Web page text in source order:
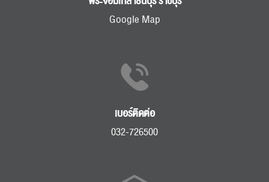
Google Map
เบอร์ติดต่อ
032-726500